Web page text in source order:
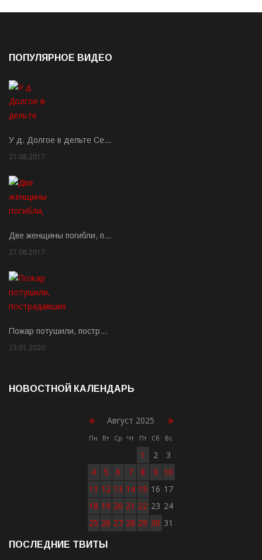
ПОПУЛЯРНОЕ ВИДЕО
У д. Долгое в дельте Се…
21.08.2017
Две женщины погибли, п…
27.08.2017
Пожар потушили, постр…
23.01.2020
НОВОСТНОЙ КАЛЕНДАРЬ
« Август 2025 »
Пн Вт Ср Чт Пт Сб Вс
1 2
3
4
5 6 7 8 9
10
11 12 13 14 15 16 17
18 19 20 21 22 23 24
25 26 27 28 29 30 31
ПОСЛЕДНИЕ ТВИТЫ